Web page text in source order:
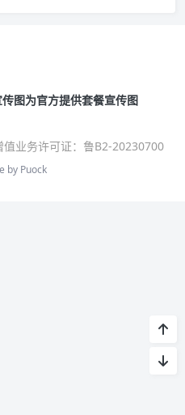
图为官方提供套餐宣传图
业务许可证：鲁B2-20230700
by Puock